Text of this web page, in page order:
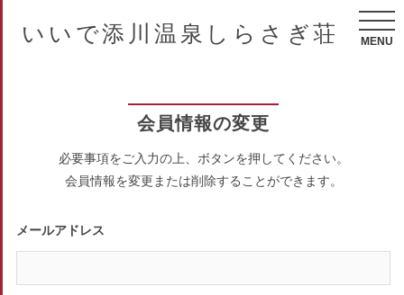
いいで添川温泉しらさぎ荘 MENU
会員情報の変更
必要事項をご入力の上、ボタンを押してください。
会員情報を変更または削除することができます。
メールアドレス